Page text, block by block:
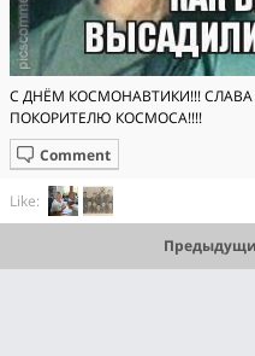
С ДНЁМ КОСМОНАВТИКИ!!!
ПОКОРИТЕЛЮ КОСМОСА!!!!
Comment
Like: